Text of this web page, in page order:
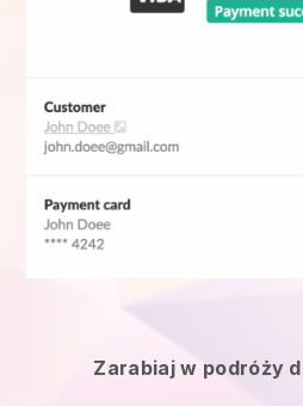
Zarabiaj w podróży